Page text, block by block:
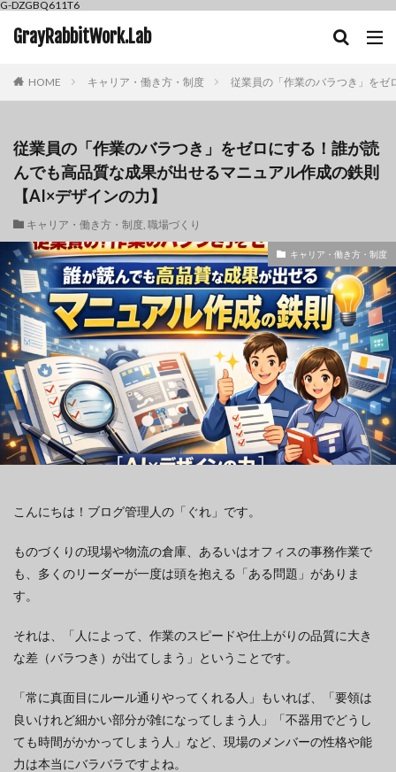
G-DZGBQ611T6
GrayRabbitWork.Lab
HOME キャリア・働き方・制度 従業員の「作業のバラつき」をゼ
従業員の「作業のバラつき」をゼロにする！誰が読
んでも高品質な成果が出せるマニュアル作成の鉄則
【AI×デザインの力】
キャリア・働き方・制度, 職場づくり
キャリア・働き方・制度
こんにちは！ブログ管理人の「ぐれ」です。
ものづくりの現場や物流の倉庫、あるいはオフィスの事務作業で
も、多くのリーダーが一度は頭を抱える「ある問題」がありま
す。
それは、「人によって、作業のスピードや仕上がりの品質に大き
な差（バラつき）が出てしまう」ということです。
「常に真面目にルール通りやってくれる人」もいれば、「要領は
良いけれど細かい部分が雑になってしまう人」「不器用でどうし
ても時間がかかってしまう人」など、現場のメンバーの性格や能
力は本当にバラバラですよね。